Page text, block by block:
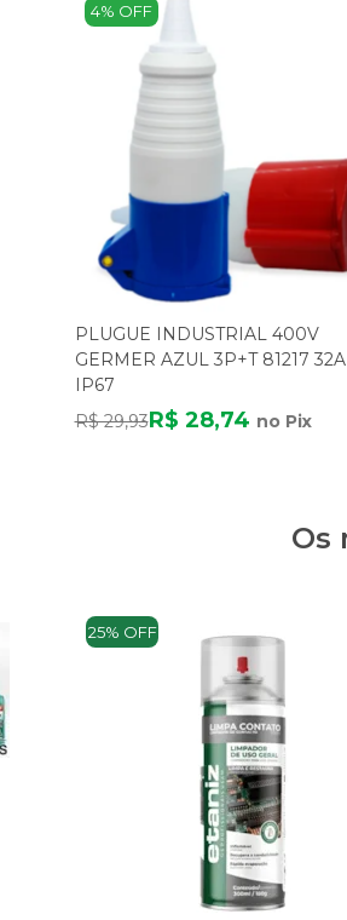
4% OFF
PLUGUE INDUSTRIAL 400V
GERMER AZUL 3P+T 81217
IP67
R$ 29,93R$ 28,74 no Pix
Os
25% OFF